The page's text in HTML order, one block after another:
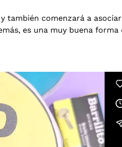
también comenzará a
es una muy buena